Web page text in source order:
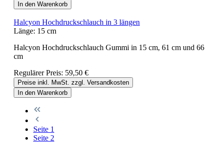
In den Warenkorb
Halcyon Hochdruckschlauch in 3 längen
Länge: 15 cm
Halcyon Hochdruckschlauch Gummi in 15 cm, 61 cm und 66
cm
Regulärer Preis: 59,50 €
Preise inkl. MwSt. zzgl. Versandkosten
In den Warenkorb
Seite 1
Seite 2